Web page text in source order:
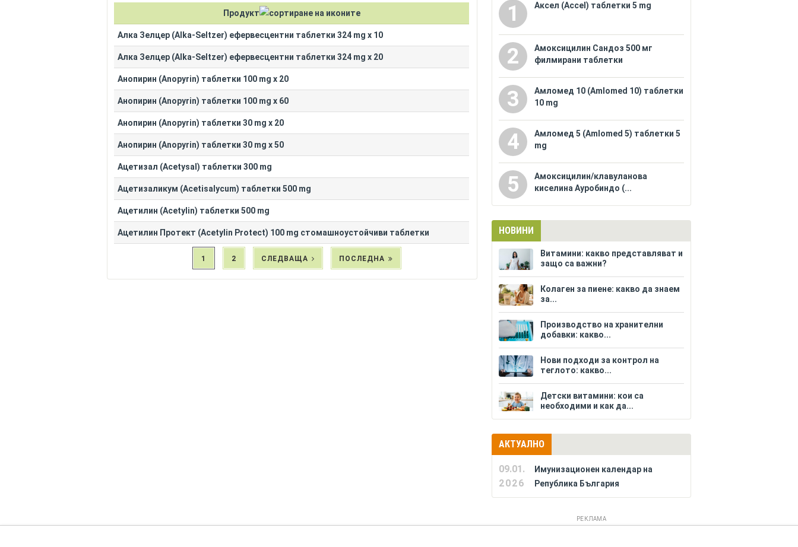
Продукт
Алка Зелцер (Alka-Seltzer) ефервесцентни таблетки 324 mg x 10
Алка Зелцер (Alka-Seltzer) ефервесцентни таблетки 324 mg x 20
Анопирин (Anopyrin) таблетки 100 mg x 20
Анопирин (Anopyrin) таблетки 100 mg x 60
Анопирин (Anopyrin) таблетки 30 mg x 20
Анопирин (Anopyrin) таблетки 30 mg x 50
Ацетизал (Acetysal) таблетки 300 mg
Ацетизаликум (Acetisalycum) таблетки 500 mg
Ацетилин (Acetylin) таблетки 500 mg
Ацетилин Протект (Acetylin Protect) 100 mg стомашноустойчиви таблетки
1 2 СЛЕДВАЩА ПОСЛЕДНА
1 Аксел (Accel) таблетки 5 mg
2
Амоксицилин Сандоз 500 мг
филмирани таблетки
3
Амломед 10 (Amlomed 10) таблетки
10 mg
4
Амломед 5 (Amlomed 5) таблетки 5
mg
5
Амоксицилин/клавуланова
киселина Ауробиндо (...
НОВИНИ
Витамини: какво представляват и
защо са важни?
Колаген за пиене: какво да знаем
за...
Производство на хранителни
добавки: какво...
Нови подходи за контрол на
теглото: какво...
Детски витамини: кои са
необходими и как да...
АКТУАЛНО
09.01.
2026
Имунизационен календар на
Република България
РЕКЛАМА